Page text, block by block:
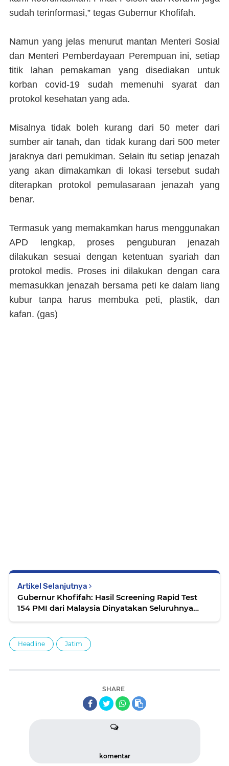
sudah terinformasi,” tegas Gubernur Khofifah.
Namun yang jelas menurut mantan Menteri Sosial
dan Menteri Pemberdayaan Perempuan ini, setiap
titik lahan pemakaman yang disediakan untuk
korban covid-19 sudah memenuhi syarat dan
protokol kesehatan yang ada.
Misalnya tidak boleh kurang dari 50 meter dari
sumber air tanah, dan tidak kurang dari 500 meter
jaraknya dari pemukiman. Selain itu setiap jenazah
yang akan dimakamkan di lokasi tersebut sudah
diterapkan protokol pemulasaraan jenazah yang
benar.
Termasuk yang memakamkan harus menggunakan
APD lengkap, proses penguburan jenazah
dilakukan sesuai dengan ketentuan syariah dan
protokol medis. Proses ini dilakukan dengan cara
memasukkan jenazah bersama peti ke dalam liang
kubur tanpa harus membuka peti, plastik, dan
kafan. (gas)
Artikel Selanjutnya
Gubernur Khofifah: Hasil Screening Rapid Test
154 PMI dari Malaysia Dinyatakan Seluruhnya
Headline Jatim
SHARE
komentar